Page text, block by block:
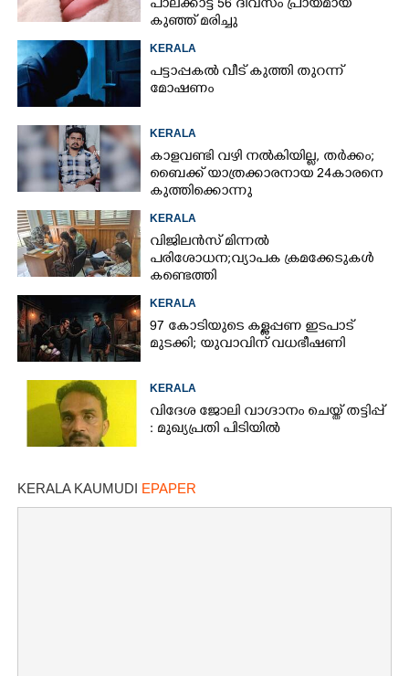
പാലക്കാട്ട് 56 ദിവസം പ്രായമായ
കുഞ്ഞ് മരിച്ചു
KERALA
പട്ടാപ്പകൽ വീട് കുത്തി തുറന്ന്
മോഷണം
KERALA
കാളവണ്ടി വഴി നൽകിയില്ല, തർക്കം;
ബൈക്ക് യാത്രക്കാരനായ 24കാരനെ
കുത്തിക്കൊന്നു
KERALA
വിജിലൻസ് മിന്നൽ
പരിശോധന; വ്യാപക ക്രമക്കേടുകൾ
കണ്ടെത്തി
KERALA
97 കോടിയുടെ കള്ളപ്പണ ഇടപാട്
മുടക്കി; യുവാവിന് വധഭീഷണി
KERALA
വിദേശ ജോലി വാഗ്ദാനം ചെയ്ത് തട്ടിപ്പ്
: മുഖ്യപ്രതി പിടിയിൽ
KERALA KAUMUDI EPAPER